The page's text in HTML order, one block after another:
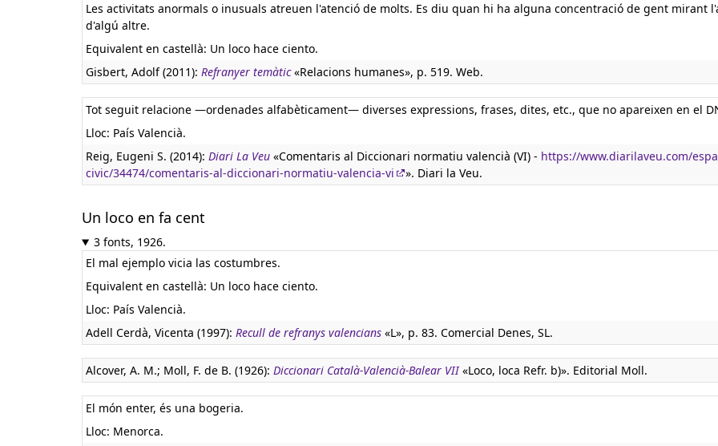
Les activitats anormals o inusuals atreuen l'atenció de molts. Es diu quan hi ha alguna concentració de gent mirant
d'algú altre.
Equivalent en castellà: Un loco hace ciento.
Gisbert, Adolf (2011): Refranyer temàtic«Relacions humanes», p. 519. Web.
Tot seguit relacione —ordenades alfabèticament— diverses expressions, frases, dites, etc., que no apareixen en el
Lloc: País Valencià.
Reig, Eugeni S. (2014): Diari La Veu «Comentaris al Diccionari normatiu valencià (VI) - https://www.diarilaveu.com/
civic/34474/comentaris-al-diccionari-normatiu-valencia-vi
». Diari la Veu.
Un loco en fa cent
3 fonts, 1926.
El mal ejemplo vicia las costumbres.
Equivalent en castellà: Un loco hace ciento.
Lloc: País Valencià.
Adell Cerdà, Vicenta (1997): Recull de refranys valencians «L», p. 83. Comercial Denes, SL.
Alcover, A. M.; Moll, F. de B. (1926): Diccionari Català-Valencià-Balear VII«Loco, loca Refr. b)». Editorial Moll.
El món enter, és una bogeria.
Lloc: Menorca.